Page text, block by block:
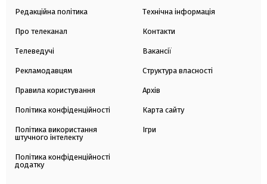
Редакційна політика
Про телеканал
Телеведучі
Рекламодавцям
Правила користування
Політика конфіденційності
Політика використання
штучного інтелекту
Політика конфіденційності
додатку
Технічна інформація
Контакти
Вакансії
Структура власності
Архів
Карта сайту
Ігри